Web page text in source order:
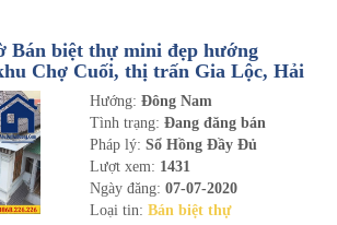
Bán biệt thự mini đẹp hướng
Chợ Cuối, thị trấn Gia Lộc, Hải
Hướng: Đông Nam
Tình trạng: Đang đăng bán
Pháp lý: Sổ Hồng Đầy Đủ
Lượt xem: 1431
Ngày đăng: 07-07-2020
Loại tin: Bán biệt thự